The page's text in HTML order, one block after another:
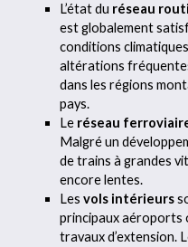
L’état du réseau
est globalement
conditions
altérations
dans les régions
pays.
Le réseau
Malgré un
de trains à grandes
encore lentes.
Lesvols intérieurs
principaux aéroports
travaux d’extension.